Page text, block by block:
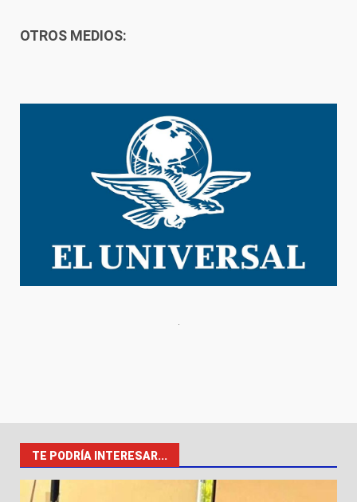
OTROS MEDIOS:
TE PODRÍA INTERESAR...